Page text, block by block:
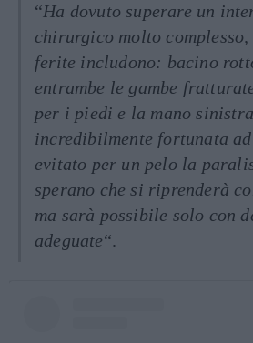
“Ha dovuto superare un
chirurgico molto
ferite includono: bacino
entrambe le gambe
per i piedi e la mano
incredibilmente fortunata
evitato per un pelo la
sperano che si riprenderà
ma sarà possibile solo con
adeguate“.